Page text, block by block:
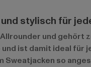
stylisch für
und
ist damit ideal für
Sweatjacken so